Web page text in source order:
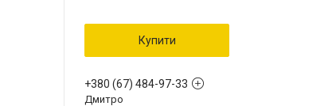
Купити
+380 (67) 484-97-33
Дмитро